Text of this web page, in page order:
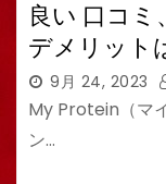
良い 口コミ
デメリット
9月 24, 2023
My Protein（マ
ン…